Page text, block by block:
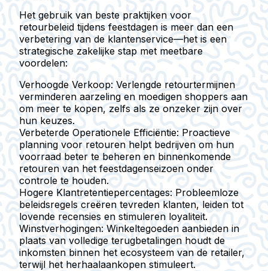
Het gebruik van beste praktijken voor
retourbeleid tijdens feestdagen is meer dan een
verbetering van de klantenservice—het is een
strategische zakelijke stap met meetbare
voordelen:
Verhoogde Verkoop: Verlengde retourtermijnen
verminderen aarzeling en moedigen shoppers aan
om meer te kopen, zelfs als ze onzeker zijn over
hun keuzes.
Verbeterde Operationele Efficiëntie: Proactieve
planning voor retouren helpt bedrijven om hun
voorraad beter te beheren en binnenkomende
retouren van het feestdagenseizoen onder
controle te houden.
Hogere Klantretentiepercentages: Probleemloze
beleidsregels creëren tevreden klanten, leiden tot
lovende recensies en stimuleren loyaliteit.
Winstverhogingen: Winkeltegoeden aanbieden in
plaats van volledige terugbetalingen houdt de
inkomsten binnen het ecosysteem van de retailer,
terwijl het herhaalaankopen stimuleert.